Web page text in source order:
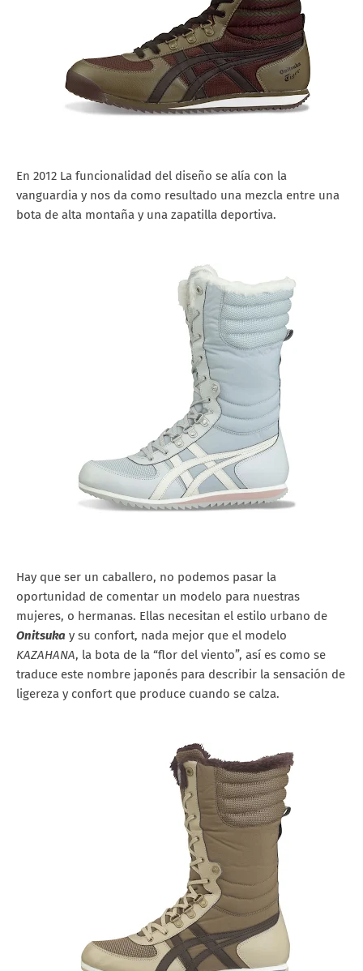
En 2012 La funcionalidad del diseño se alía con la
vanguardia y nos da como resultado una mezcla entre una
bota de alta montaña y una zapatilla deportiva.
Hay que ser un caballero, no podemos pasar la
oportunidad de comentar un modelo para nuestras
mujeres, o hermanas. Ellas necesitan el estilo urbano de
Onitsuka y su confort, nada mejor que el modelo
KAZAHANA, la bota de la “flor del viento”, así es como se
traduce este nombre japonés para describir la sensación de
ligereza y confort que produce cuando se calza.